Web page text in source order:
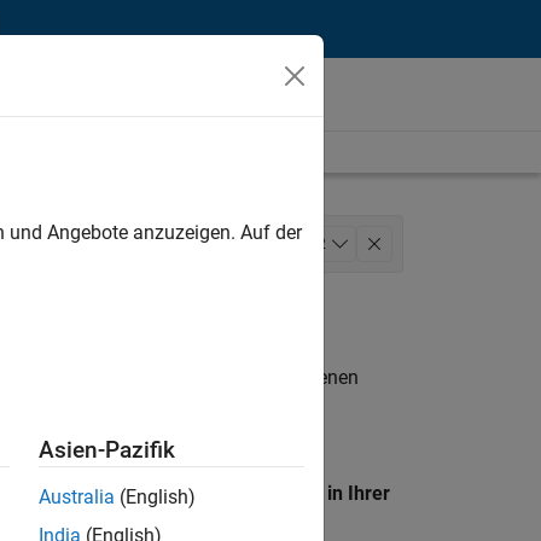
Architecture 2
. Wenn Sie noch immer keine offenen
unseres
Standort, um alle Stellenangebote in Ihrer
Angebote anzuzeigen. Auf der
Asien-Pazifik
Australia (English)
India (English)